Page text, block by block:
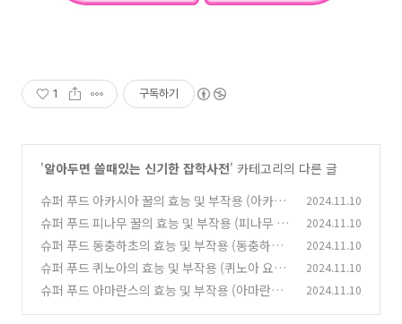
1 구독하기
'알아두면 쓸때있는 신기한 잡학사전' 카테고리의 다른 글
슈퍼 푸드 아카시아 꿀의 효능 및 부작용 (아카시
아 꿀 요리)!!
(0)
2024.11.10
슈퍼 푸드 피나무 꿀의 효능 및 부작용 (피나무 꿀
요리)!!
(0)
2024.11.10
슈퍼 푸드 동충하초의 효능 및 부작용 (동충하초
요리)!!
(1)
2024.11.10
슈퍼 푸드 퀴노아의 효능 및 부작용 (퀴노아 요
리)!!
(1)
2024.11.10
슈퍼 푸드 아마란스의 효능 및 부작용 (아마란스
2024.11.10